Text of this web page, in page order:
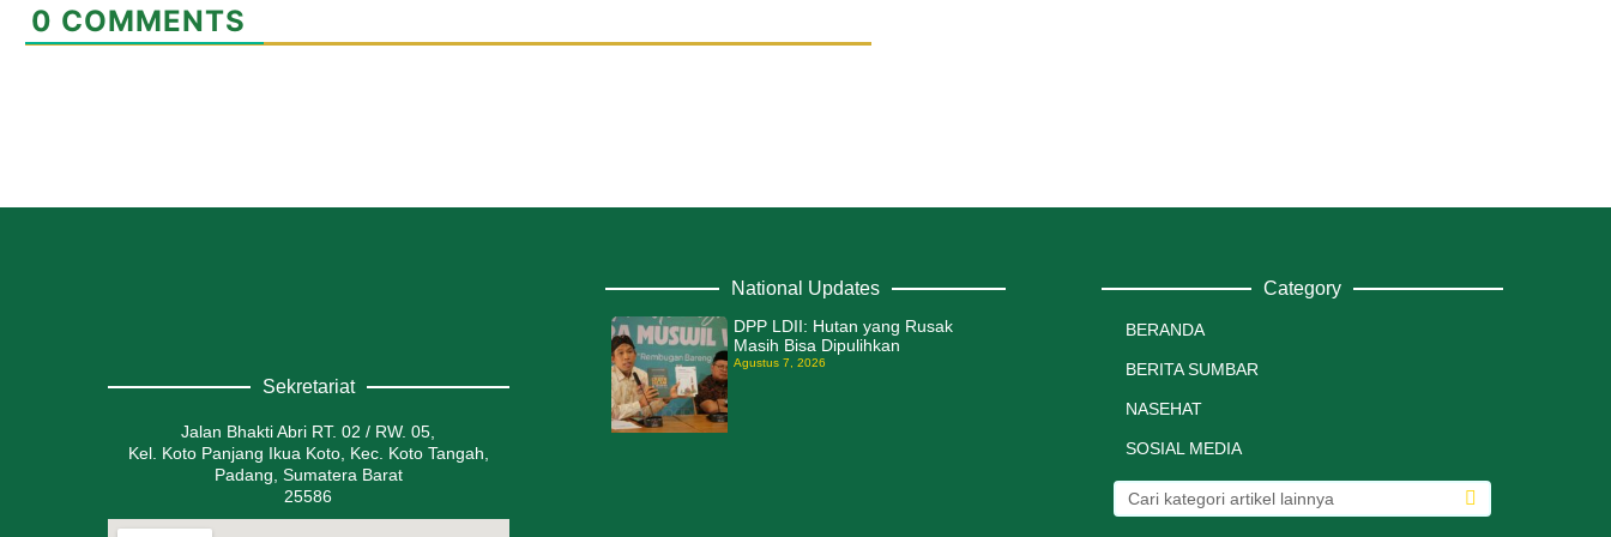
0 COMMENTS
Sekretariat
Jalan Bhakti Abri RT. 02 / RW. 05,
Kel. Koto Panjang Ikua Koto, Kec. Koto Tangah,
Padang, Sumatera Barat
25586
National Updates
DPP LDII: Hutan yang Rusak
Masih Bisa Dipulihkan
Agustus 7, 2026
Category
BERANDA
BERITA SUMBAR
NASEHAT
SOSIAL MEDIA